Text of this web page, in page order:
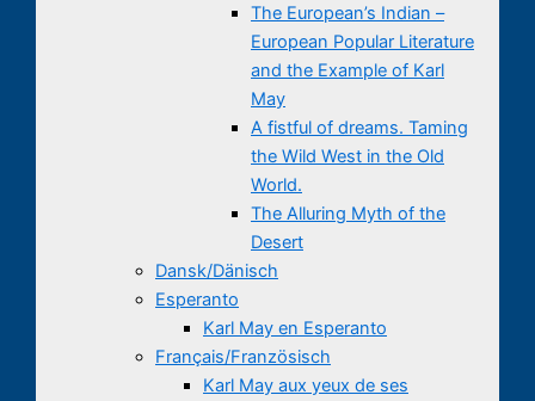
The European’s Indian –
European Popular Literature
and the Example of Karl
May
A fistful of dreams. Taming
the Wild West in the Old
World.
The Alluring Myth of the
Desert
Dansk/Dänisch
Esperanto
Karl May en Esperanto
Français/Französisch
Karl May aux yeux de ses